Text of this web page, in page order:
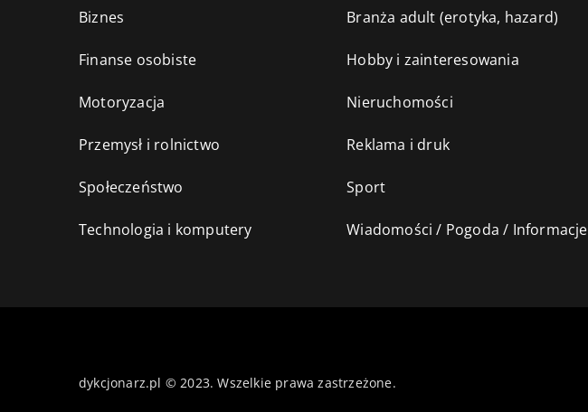
Biznes Branża adult (erotyka, hazard)
Finanse osobiste Hobby i zainteresowania
Motoryzacja Nieruchomości
Przemysł i rolnictwo Reklama i druk
Społeczeństwo Sport
Technologia i komputery Wiadomości / Pogoda / Informacje
dykcjonarz.pl © 2023. Wszelkie prawa zastrzeżone.